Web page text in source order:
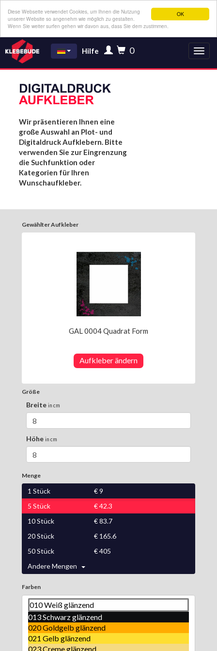
OK
Diese Webseite verwendet Cookies, um Ihnen die Nutzung
unserer Website so angenehm wie möglich zu gestalten.
Wenn Sie weiter surfen gehen wir davon aus, dass Sie dem zustimmen.
Hilfe 0
Wir präsentieren Ihnen eine
große Auswahl an Plot- und
Digitaldruck Aufklebern. Bitte
verwenden Sie zur Eingrenzung
die Suchfunktion oder
Kategorien für Ihren
Wunschaufkleber.
Gewählter Aufkleber
GAL 0004 Quadrat Form
Aufkleber ändern
Größe
Breite in cm
Höhe in cm
Menge
1 Stück €9
5 Stück €42.3
10Stück €83.7
20Stück € 165.6
50Stück €405
Andere Mengen
Farben
010 Weiß glänzend
013 Schwarz glänzend
020 Goldgelb glänzend
021 Gelb glänzend
023 Creme glänzend